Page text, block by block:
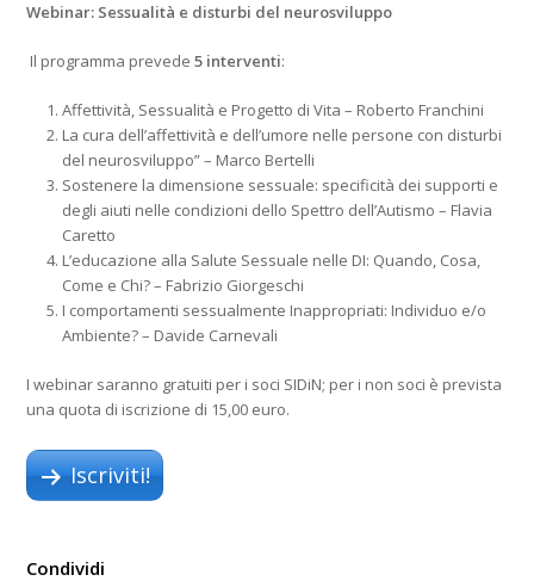
Webinar: Sessualità e disturbi del neurosviluppo
Il programma prevede5 interventi:
Affettività, Sessualità e Progetto di Vita – Roberto Franchini
La cura dell’affettività e dell’umore nelle persone con disturbi
del neurosviluppo” – Marco Bertelli
Sostenere la dimensione sessuale: specificità dei supporti e
degli aiuti nelle condizioni dello Spettro dell’Autismo – Flavia
Caretto
L’educazione alla Salute Sessuale nelle DI: Quando, Cosa,
Come e Chi? – Fabrizio Giorgeschi
I comportamenti sessualmente Inappropriati: Individuo e/o
Ambiente? – Davide Carnevali
I webinar saranno gratuiti per i soci SIDiN; per i non soci è prevista
una quota di iscrizione di 15,00 euro.
Iscriviti!
Condividi